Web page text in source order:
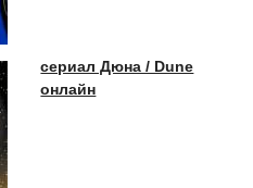
сериал Дюна / Dune
онлайн